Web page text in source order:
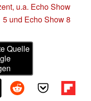
u.a. Echo Show
5 und Echo Show 8
Quelle